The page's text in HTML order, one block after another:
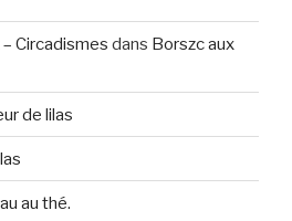
Circadismes dans Borszc aux
de lilas
au thé.